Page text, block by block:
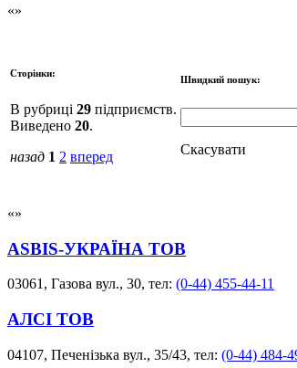
Сторінки:
В рубриці 29 підприємств.
Виведено 20.
назад 1 2 вперед
Швидкий пошук:
Скасувати
ASBIS-УКРАЇНА ТОВ
03061, Газова вул., 30, тел: (0-44) 455-44-11
АЛСІ ТОВ
04107, Печенізька вул., 35/43, тел: (0-44) 484-